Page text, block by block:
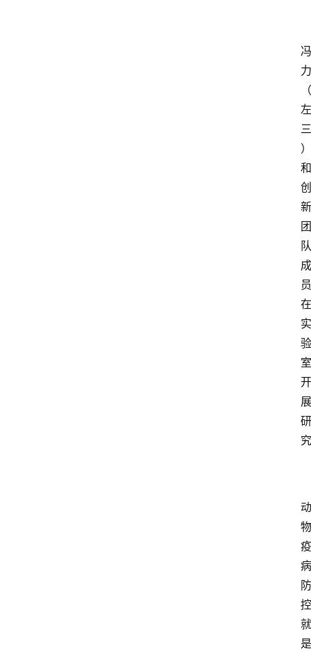
冯
力
（
左
三
）
和
创
新
团
队
成
员
在
实
验
室
开
展
研
究
动
物
疫
病
防
控
就
是